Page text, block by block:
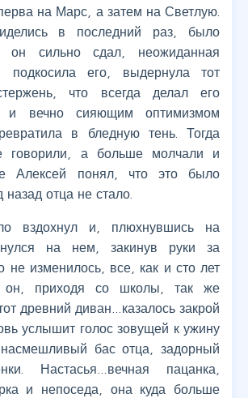
на Марс, а затем на Светлую.
в последний раз, было
он сильно сдал, неожиданная
подкосила его, выдернула тот
что всегда делал его
и вечно сияющим оптимизмом
в бледную тень. Тогда
говорили, а больше молчали и
Алексей понял, что это было
отца не стало.
вздохнул и, плюхнувшись на
на нем, закинув руки за
не изменилось, все, как и сто лет
он, приходя со школы, так же
древний диван…казалось закрой
услышит голос зовущей к ужину
бас отца, задорный
Настасья…вечная пацанка,
и непоседа, она куда больше